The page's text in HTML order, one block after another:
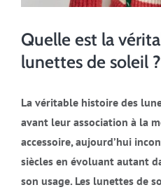
Quelle est la
lunettes de soleil ?
La véritable histoire des
avant leur association à la
accessoire, aujourd’hui
siècles en évoluant autant
son usage. Les lunettes de